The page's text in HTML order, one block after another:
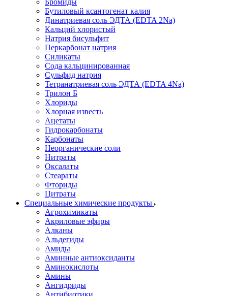
Бромиды
Бутиловый ксантогенат калия
Динатриевая соль ЭДТА (EDTA 2Na)
Кальций хлористый
Натрия бисульфит
Перкарбонат натрия
Силикаты
Сода кальцинированная
Сульфид натрия
Тетранатриевая соль ЭДТА (EDTA 4Na)
Трилон Б
Хлориды
Хлорная известь
Ацетаты
Гидрокарбонаты
Карбонаты
Неорганические соли
Нитраты
Оксалаты
Стеараты
Фториды
Цитраты
Специальные химические продукты
Агрохимикаты
Акриловые эфиры
Алканы
Альдегиды
Амиды
Аминные антиоксиданты
Аминокислоты
Амины
Ангидриды
Антибиотики